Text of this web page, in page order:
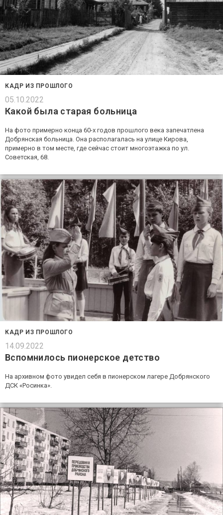
КАДР ИЗ ПРОШЛОГО
05.10.2022
Какой была старая больница
На фото примерно конца 60-х годов прошлого века запечатлена
Добрянская больница. Она располагалась на улице Кирова,
примерно в том месте, где сейчас стоит многоэтажка по ул.
Советская, 68.
КАДР ИЗ ПРОШЛОГО
14.09.2022
Вспомнилось пионерское детство
На архивном фото увидел себя в пионерском лагере Добрянского
ДСК «Росинка».